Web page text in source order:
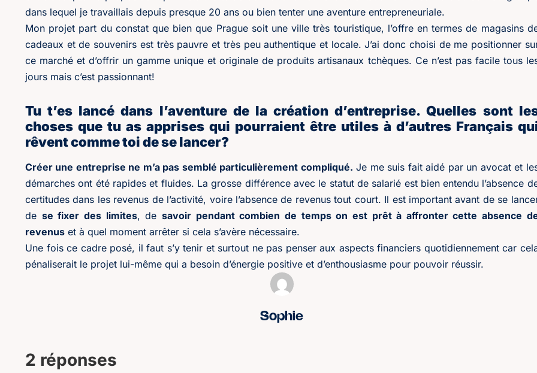
dans lequel je travaillais depuis presque 20 ans ou bien tenter une aventure entrepreneuriale.
Mon projet part du constat que bien que Prague soit une ville très touristique, l’offre en termes de magasins
cadeaux et de souvenirs est très pauvre et très peu authentique et locale. J’ai donc choisi de me positionner
ce marché et d’offrir un gamme unique et originale de produits artisanaux tchèques. Ce n’est pas facile tous
jours mais c’est passionnant!
Tu t’es lancé dans l’aventure de la création d’entreprise. Quelles sont
choses que tu as apprises qui pourraient être utiles à d’autres Français
rêvent comme toi de se lancer?
Créer une entreprise ne m’a pas semblé particulièrement compliqué. Je me suis fait aidé par un avocat et
démarches ont été rapides et fluides. La grosse différence avec le statut de salarié est bien entendu l’absence
certitudes dans les revenus de l’activité, voire l’absence de revenus tout court. Il est important avant de se
de se fixer des limites, de savoir pendant combien de temps on est prêt à affronter cette absence
revenus et à quel moment arrêter si cela s’avère nécessaire.
Une fois ce cadre posé, il faut s’y tenir et surtout ne pas penser aux aspects financiers quotidiennement car
pénaliserait le projet lui-même qui a besoin d’énergie positive et d’enthousiasme pour pouvoir réussir.
Sophie
2 réponses